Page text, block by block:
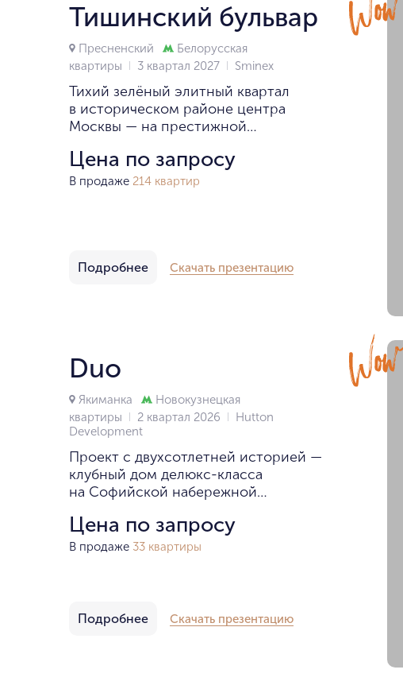
Тишинский бульвар
Пресненский
Белорусская
квартиры
3 квартал 2027 Smineх
Тихий зелёный элитный квартал
в историческом районе центра
Москвы — на престижной
Цена по запросу
В продаже 214 квартир
Подробнее Скачать презентацию
Duo
Якиманка
Новокузнецкая
квартиры
2 квартал 2026
Hutton
Development
Проект с двухсотлетней историей —
клубный дом делюкс-класса
на Софийской набережной
Цена по запросу
В продаже 33 квартиры
Подробнее Скачать презентацию